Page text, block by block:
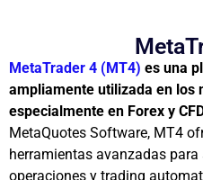
MetaTrader 4 (MT4) es una
ampliamente utilizada en los
especialmente en Forex y
MetaQuotes Software, MT4
herramientas avanzadas
operaciones y trading